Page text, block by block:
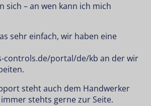
sich – an wen kann ich mich
sehr einfach, wir haben eine
controls.de/portal/de/kb an der wir
steht auch dem Handwerker
stehts gerne zur Seite.